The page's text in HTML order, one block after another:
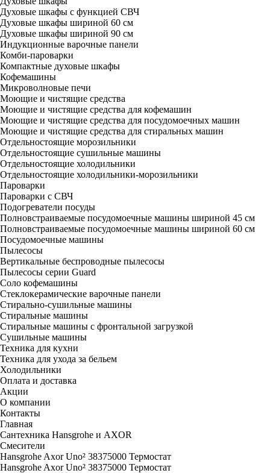
Духовые шкафы с функцией СВЧ
Духовые шкафы шириной 60 см
Духовые шкафы шириной 90 см
Индукционные варочные панели
Комби-пароварки
Компактные духовые шкафы
Кофемашины
Микроволновые печи
Моющие и чистящие средства
Моющие и чистящие средства для кофемашин
Моющие и чистящие средства для посудомоечных машин
Моющие и чистящие средства для стиральных машин
Отдельностоящие морозильники
Отдельностоящие сушильные машины
Отдельностоящие холодильники
Отдельностоящие холодильники-морозильники
Пароварки
Пароварки с СВЧ
Подогреватели посуды
Полновстраиваемые посудомоечные машины шириной 45 см
Полновстраиваемые посудомоечные машины шириной 60 см
Посудомоечные машины
Пылесосы
Вертикальные беспроводные пылесосы
Пылесосы серии Guard
Соло кофемашины
Стеклокерамические варочные панели
Стирально-сушильные машины
Стиральные машины
Стиральные машины с фронтальной загрузкой
Сушильные машины
Техника для кухни
Техника для ухода за бельем
Холодильники
Оплата и доставка
Акции
О компании
Контакты
Главная
Сантехника Hansgrohe и AXOR
Смесители
Hansgrohe Axor Uno² 38375000 Термостат
Hansgrohe Axor Uno² 38375000 Термостат